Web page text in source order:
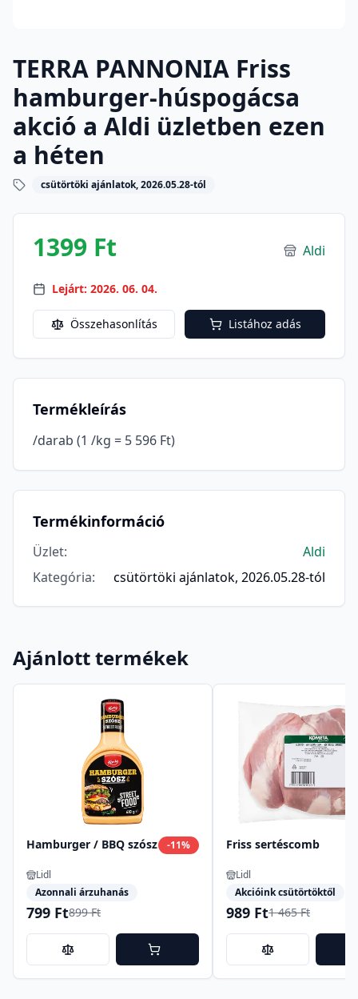
TERRA PANNONIA Friss
hamburger-húspogácsa
akció a Aldi üzletben ezen
a héten
csütörtöki ajánlatok, 2026.05.28-tól
1399 Ft Aldi
Lejárt: 2026. 06. 04.
Összehasonlítás Listához adás
Termékleírás
/darab (1 /kg = 5 596 Ft)
Termékinformáció
Üzlet:
Aldi
Kategória: csütörtöki ajánlatok, 2026.05.28-tól
Ajánlott termékek
Hamburger / BBQ szósz -11%
Lidl
Azonnali árzuhanás
799 Ft899 Ft
Friss sertéscomb
Lidl
Akcióink csütörtöktől
989 Ft1 465 Ft